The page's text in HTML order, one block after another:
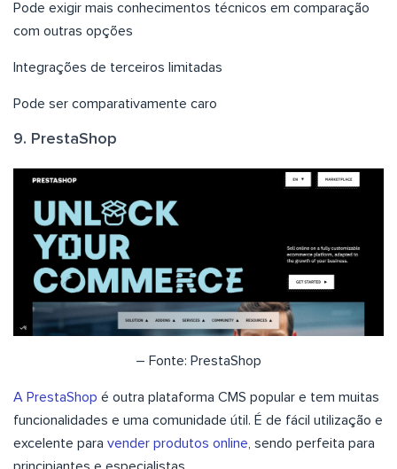
Pode exigir mais conhecimentos técnicos em comparação
com outras opções
Integrações de terceiros limitadas
Pode ser comparativamente caro
9. PrestaShop
– Fonte: PrestaShop
A PrestaShop é outra plataforma CMS popular e tem muitas
funcionalidades e uma comunidade útil. É de fácil utilização e
excelente para vender produtos online, sendo perfeita para